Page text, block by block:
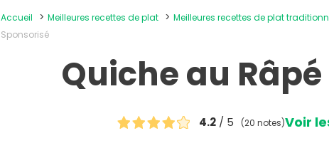
Accueil Meilleures recettes de plat Meilleures recettes de plat
Sponsorisé
Quiche au
4.2/ 5 (20 notes)Voir